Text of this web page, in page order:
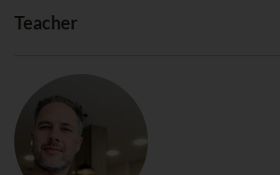
Teacher